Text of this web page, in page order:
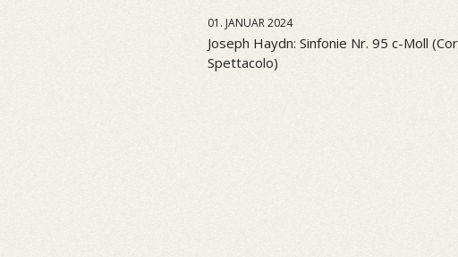
01. JANUAR 2024
Joseph Haydn: Sinfonie Nr. 95 c-Moll
Spettacolo)